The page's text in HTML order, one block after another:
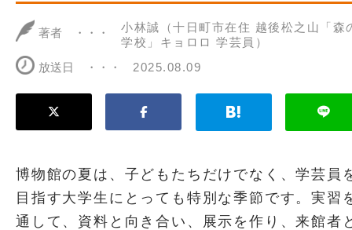
著者
小林誠（十日町市在住 越後松之山「森
学校」キョロロ 学芸員）
放送日
2025.08.09
博物館の夏は、子どもたちだけでなく、学芸員
目指す大学生にとっても特別な季節です。実習
通して、資料と向き合い、展示を作り、来館者